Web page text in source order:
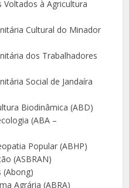
Voltados à Agricultura
Cultural do Minador
dos Trabalhadores
Social de Jandaíra
Biodinâmica (ABD)
(ABA –
Popular (ABHP)
(ASBRAN)
(Abong)
Agrária (ABRA)